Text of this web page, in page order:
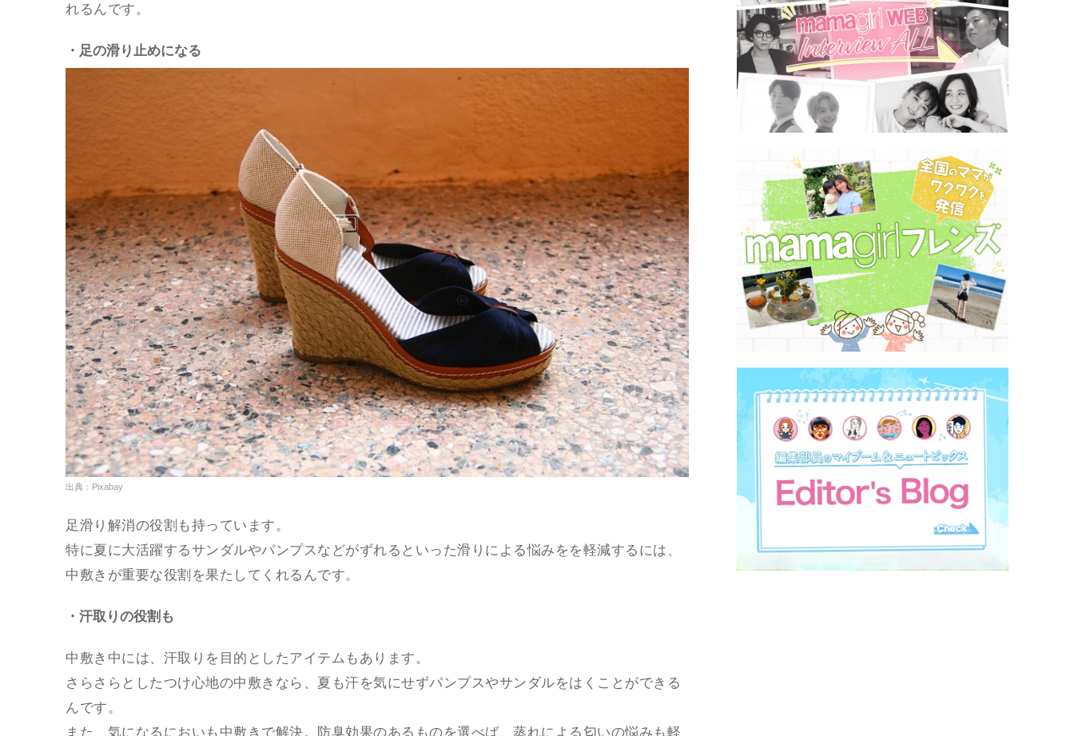
れるんです。
・足の滑り止めになる
出典：Pixabay
足滑り解消の役割も持っています。
特に夏に大活躍するサンダルやパンプスなどがずれるといった滑りによる悩みをを軽減するには、
中敷きが重要な役割を果たしてくれるんです。
・汗取りの役割も
中敷き中には、汗取りを目的としたアイテムもあります。
さらさらとしたつけ心地の中敷きなら、夏も汗を気にせずパンプスやサンダルをはくことができる
んです。
また、気になるにおいも中敷きで解決。防臭効果のあるものを選べば、蒸れによる匂いの悩みも軽